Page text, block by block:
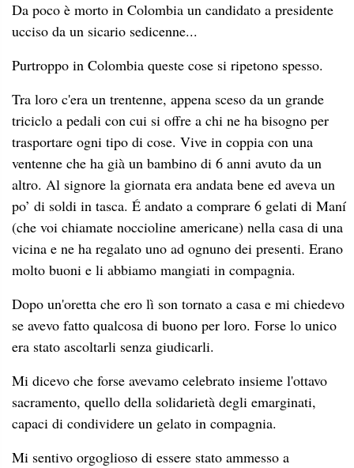
Da poco è morto in Colombia un candidato a presidente
ucciso da un sicario sedicenne...
Purtroppo in Colombia queste cose si ripetono spesso.
Tra loro c'era un trentenne, appena sceso da un grande
triciclo a pedali con cui si offre a chi ne ha bisogno per
trasportare ogni tipo di cose. Vive in coppia con una
ventenne che ha già un bambino di 6 anni avuto da un
altro. Al signore la giornata era andata bene ed aveva un
po’ di soldi in tasca. É andato a comprare 6 gelati di Maní
(che voi chiamate noccioline americane) nella casa di una
vicina e ne ha regalato uno ad ognuno dei presenti. Erano
molto buoni e li abbiamo mangiati in compagnia.
Dopo un'oretta che ero lì son tornato a casa e mi chiedevo
se avevo fatto qualcosa di buono per loro. Forse lo unico
era stato ascoltarli senza giudicarli.
Mi dicevo che forse avevamo celebrato insieme l'ottavo
sacramento, quello della solidarietà degli emarginati,
capaci di condividere un gelato in compagnia.
Mi sentivo orgoglioso di essere stato ammesso a